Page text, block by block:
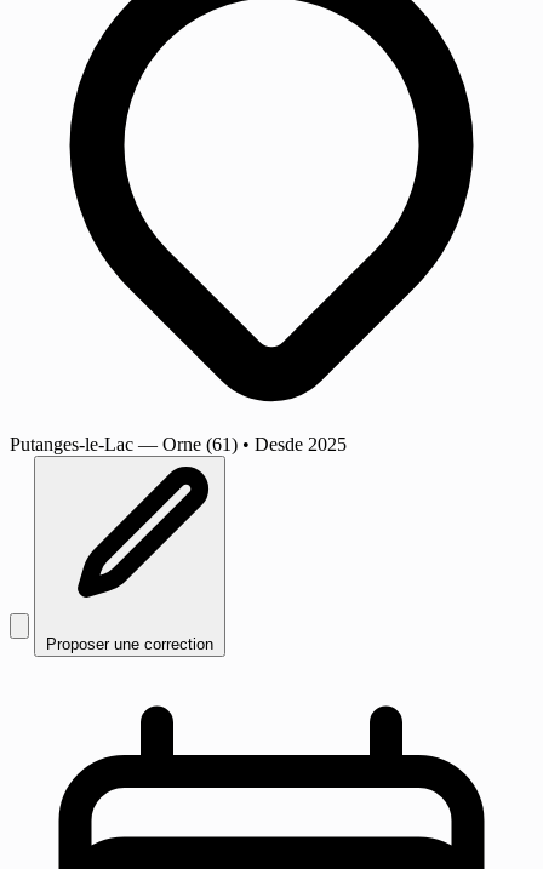
Putanges-le-Lac — Orne (61) • Desde 2025
Proposer une correction